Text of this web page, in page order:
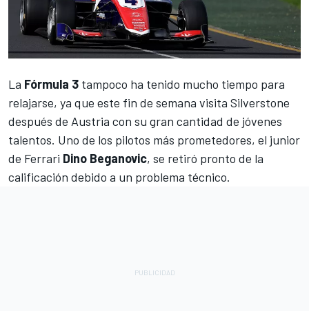
La Fórmula 3 tampoco ha tenido mucho tiempo para
relajarse, ya que este fin de semana visita Silverstone
después de Austria con su gran cantidad de jóvenes
talentos. Uno de los pilotos más prometedores, el junior
de Ferrari Dino Beganovic, se retiró pronto de la
calificación debido a un problema técnico.